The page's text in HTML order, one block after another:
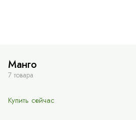
Манго
7 товара
Купить сейчас